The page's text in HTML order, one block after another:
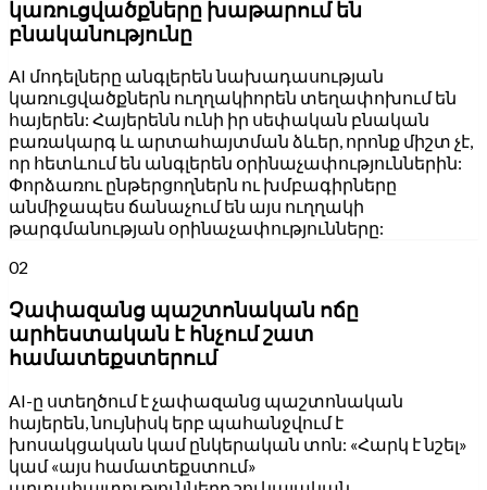
կառուցվածքները խաթարում են
բնականությունը
AI մոդելները անգլերեն նախադասության
կառուցվածքներն ուղղակիորեն տեղափոխում են
հայերեն: Հայերենն ունի իր սեփական բնական
բառակարգ և արտահայտման ձևեր, որոնք միշտ չէ,
որ հետևում են անգլերեն օրինաչափություններին:
Փորձառու ընթերցողներն ու խմբագիրները
անմիջապես ճանաչում են այս ուղղակի
թարգմանության օրինաչափությունները:
02
Չափազանց պաշտոնական ոճը
արհեստական է հնչում շատ
համատեքստերում
AI-ը ստեղծում է չափազանց պաշտոնական
հայերեն, նույնիսկ երբ պահանջվում է
խոսակցական կամ ընկերական տոն: «Հարկ է նշել»
կամ «այս համատեքստում»